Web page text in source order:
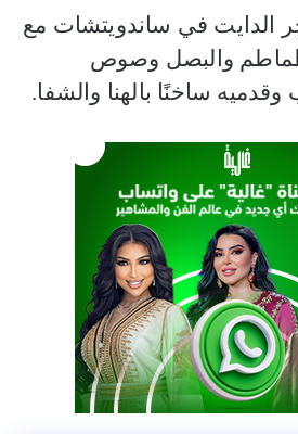
الدايت في ساندويتشات مع
والبصل وصوص
ساخنًا بالهنا والشفا.